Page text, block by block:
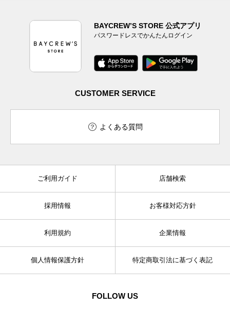
BAYCREW’S STORE 公式アプリ
パスワードレスでかんたんログイン
CUSTOMER SERVICE
よくある質問
ご利用ガイド 店舗検索
採用情報 お客様対応方針
利用規約 企業情報
個人情報保護方針 特定商取引法に基づく表記
FOLLOW US